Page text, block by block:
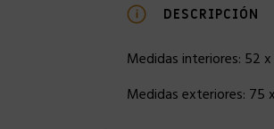
DESCRIPCIÓN
Medidas interiores: 52
Medidas exteriores: 75